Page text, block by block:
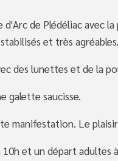
de Plédéliac avec
et très agréables.
des lunettes et de la
galette saucisse.
manifestation. Le
et un départ adultes